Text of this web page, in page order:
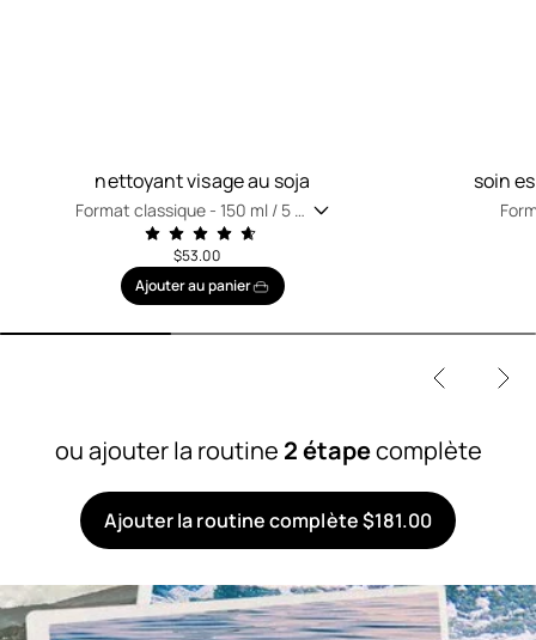
nettoyant visage au soja
Format classique -150 ml / 5 fl
$53.00
Ajouter au panier
soin
ou ajouter la routine 2 étapecomplète
Ajouter la routine complète $181.00